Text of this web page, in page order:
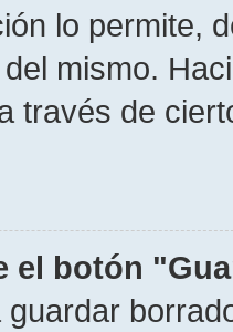
lo permite,
mismo.
través de
el botón
guardar